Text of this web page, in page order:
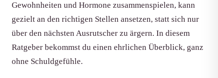
Gewohnheiten und Hormone zusammenspielen, kann
gezielt an den richtigen Stellen ansetzen, statt sich nur
über den nächsten Ausrutscher zu ärgern. In diesem
Ratgeber bekommst du einen ehrlichen Überblick, ganz
ohne Schuldgefühle.